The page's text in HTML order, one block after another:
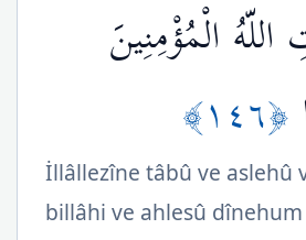
الْمُؤْمِنِينَ
﴿١٤٦﴾
İllâllezîne tâbû ve aslehû
billâhi ve ahlesû